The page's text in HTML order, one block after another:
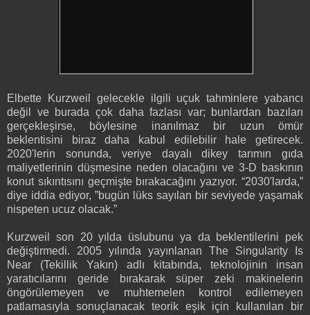
Elbette Kurzweil gelecekle ilgili uçuk tahminlere yabancı
değil ve burada çok daha fazlası var; bunlardan bazıları
gerçekleşirse, böylesine inanılmaz bir uzun ömür
beklentisini biraz daha kabul edilebilir hale getirecek.
2020'lerin sonunda, veriye dayalı dikey tarımın gıda
maliyetlerinin düşmesine neden olacağını ve 3-D baskının
konut sıkıntısını geçmişte bırakacağını yazıyor. “2030'larda,”
diye iddia ediyor, ”bugün lüks sayılan bir seviyede yaşamak
nispeten ucuz olacak.”
Kurzweil son 20 yılda üslubunu ya da beklentilerini pek
değiştirmedi. 2005 yılında yayınlanan The Singularity Is
Near (Tekillik Yakın) adlı kitabında, teknolojinin insan
yaratıcılarını geride bırakarak süper zeki makinelerin
öngörülemeyen ve muhtemelen kontrol edilemeyen
patlamasıyla sonuçlanacak teorik eşik için kullanılan bir